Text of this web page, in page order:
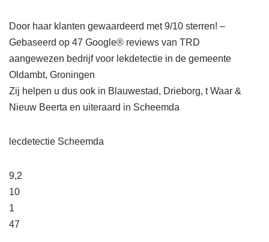
Door haar klanten gewaardeerd met 9/10 sterren! –
Gebaseerd op 47 Google® reviews van TRD
aangewezen bedrijf voor lekdetectie in de gemeente
Oldambt, Groningen
Zij helpen u dus ook in Blauwestad, Drieborg, t Waar &
Nieuw Beerta en uiteraard in Scheemda
lecdetectie Scheemda
9,2
10
1
47